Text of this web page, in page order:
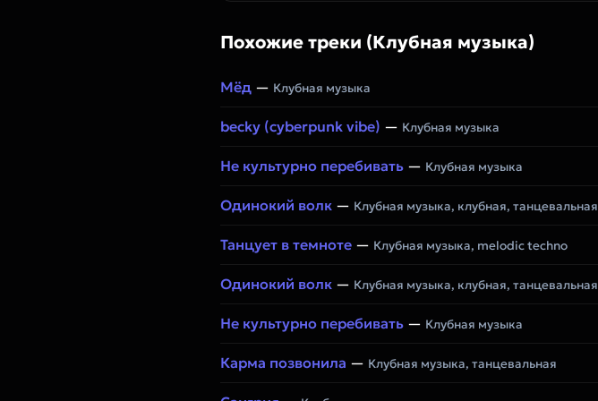
Похожие треки (Клубная музыка)
Мёд — Клубная музыка
becky (cyberpunk vibe) — Клубная музыка
Не культурно перебивать — Клубная музыка
Одинокий волк — Клубная музыка, клубная, танцевальная
Танцует в темноте — Клубная музыка, melodic techno
Одинокий волк — Клубная музыка, клубная, танцевальная
Не культурно перебивать — Клубная музыка
Карма позвонила — Клубная музыка, танцевальная